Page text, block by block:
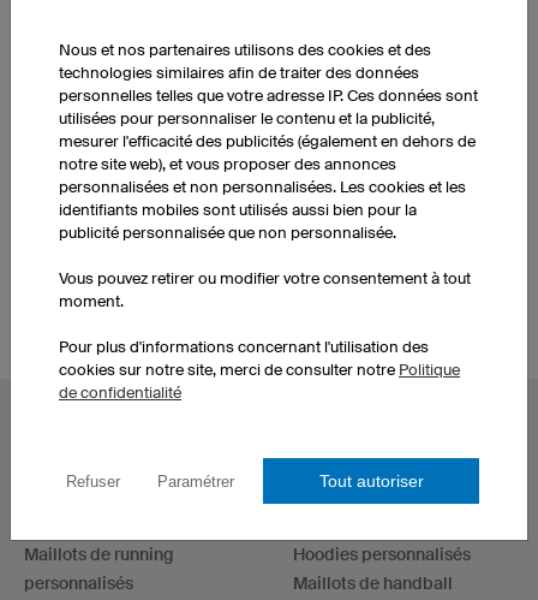
femmes
femmes
Vestes sotshell femmes
Cuissards de running
hommes
Maillots de running
personnalisés
Vestes softshell hommes
Maillots de running
personnalisés
Hoodies personnalisés
Maillots de handball
Nous et nos partenaires utilisons des cookies et des
technologies similaires afin de traiter des données
personnelles telles que votre adresse IP. Ces données sont
utilisées pour personnaliser le contenu et la publicité,
mesurer l'efficacité des publicités (également en dehors de
notre site web), et vous proposer des annonces
personnalisées et non personnalisées. Les cookies et les
identifiants mobiles sont utilisés aussi bien pour la
publicité personnalisée que non personnalisée.
Vous pouvez retirer ou modifier votre consentement à tout
moment.
Pour plus d'informations concernant l'utilisation des
cookies sur notre site, merci de consulter notre Politique
de confidentialité
Refuser Paramétrer Tout autoriser